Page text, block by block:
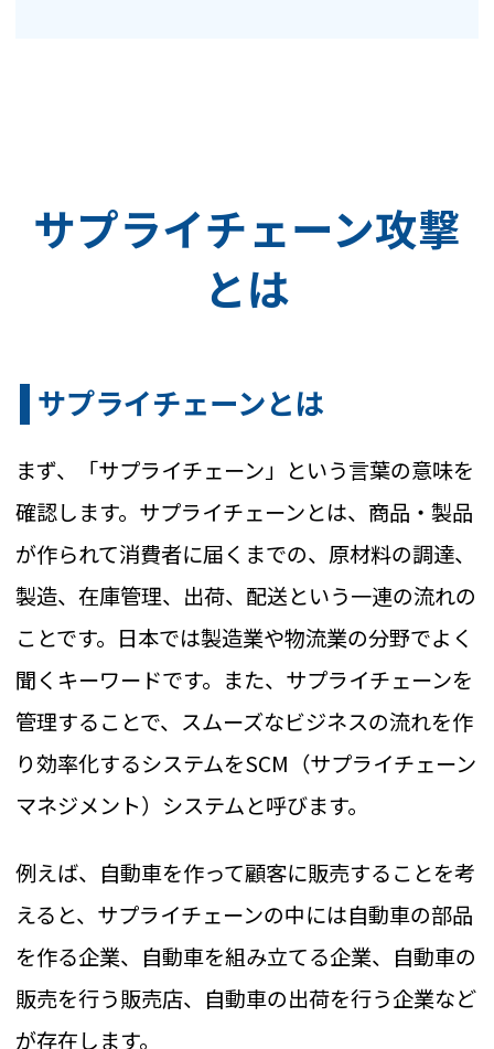
サプライチェーン攻撃
とは
サプライチェーンとは
まず、「サプライチェーン」という言葉の意味を
確認します。サプライチェーンとは、商品・製品
が作られて消費者に届くまでの、原材料の調達、
製造、在庫管理、出荷、配送という一連の流れの
ことです。日本では製造業や物流業の分野でよく
聞くキーワードです。また、サプライチェーンを
管理することで、スムーズなビジネスの流れを作
り効率化するシステムをSCM（サプライチェーン
マネジメント）システムと呼びます。
例えば、自動車を作って顧客に販売することを考
えると、サプライチェーンの中には自動車の部品
を作る企業、自動車を組み立てる企業、自動車の
販売を行う販売店、自動車の出荷を行う企業など
が存在します。